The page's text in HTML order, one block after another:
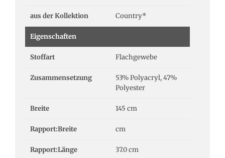
aus der Kollektion Country*
Eigenschaften
Stoffart Flachgewebe
Zusammensetzung
53% Polyacryl, 47%
Polyester
Breite 145 cm
Rapport:Breite cm
Rapport:Länge 37.0 cm